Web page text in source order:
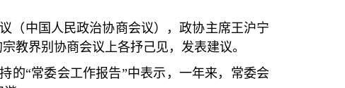
（中国人民政治协商会议），政协主席王沪宁
宗教界别协商会议上各抒己见，发表建议。
的“常委会工作报告”中表示，一年来，常委会